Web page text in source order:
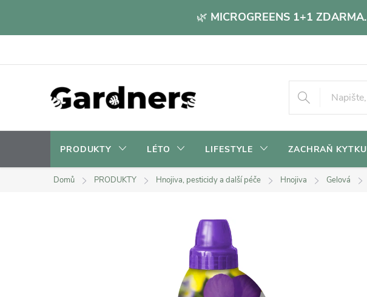
🌿 MICROGREENS 1+1 ZDARMA.
PRODUKTY LÉTO LIFESTYLE ZACHRAŇ KYTKU
Domů PRODUKTY Hnojiva, pesticidy a další péče Hnojiva Gelová